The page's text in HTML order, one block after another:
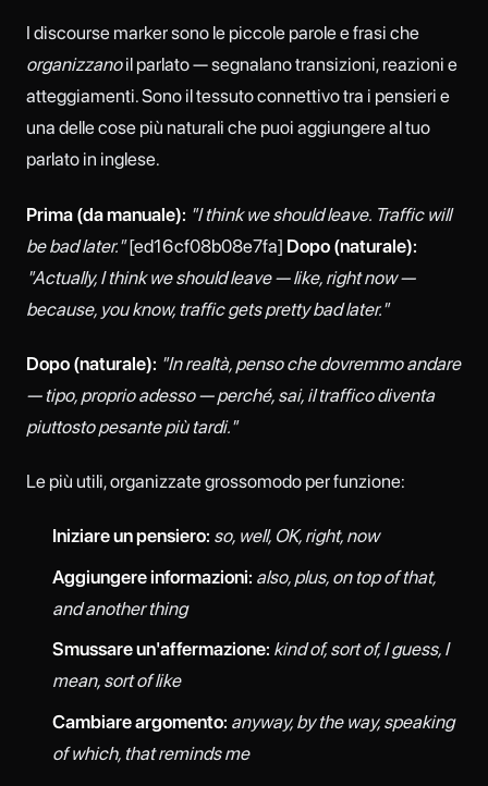
I discourse marker sono le piccole parole e frasi che
organizzanoil parlato — segnalano transizioni, reazioni e
atteggiamenti. Sono il tessuto connettivo tra i pensieri e
una delle cose più naturali che puoi aggiungere al tuo
parlato in inglese.
Prima (da manuale): "I think we should leave. Traffic will
be bad later."[ed16cf08b08e7fa] Dopo (naturale):
"Actually, I think we should leave — like, right now —
because, you know, traffic gets pretty bad later."
Dopo (naturale): "In realtà, penso che dovremmo andare
— tipo, proprio adesso — perché, sai, il traffico diventa
piuttosto pesante più tardi."
Le più utili, organizzate grossomodo per funzione:
Iniziare un pensiero: so, well, OK, right, now
Aggiungere informazioni: also, plus, on top of that,
and another thing
Smussare un'affermazione: kind of, sort of, I guess, I
mean, sort of like
Cambiare argomento: anyway, by the way, speaking
of which, that reminds me